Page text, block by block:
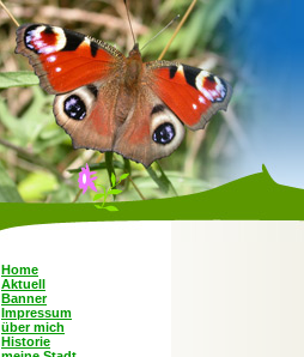
Home
Aktuell
Banner
Impressum
über mich
Historie